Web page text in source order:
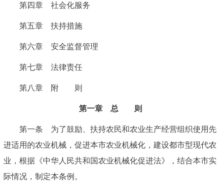
第四章 社会化服务
第五章 扶持措施
第六章 安全监督管理
第七章 法律责任
第八章 附 则
第一章 总 则
第一条 为了鼓励、扶持农民和农业生产经营组织使用先
进适用的农业机械，促进本市农业机械化，建设都市型现代农
业，根据《中华人民共和国农业机械化促进法》，结合本市实
际情况，制定本条例。